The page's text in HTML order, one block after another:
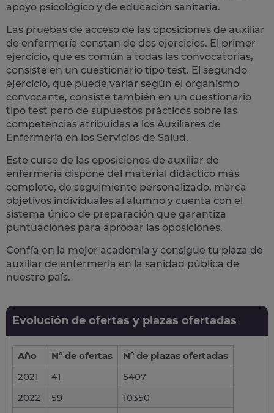
apoyo psicológico y de educación sanitaria.
Las pruebas de acceso de las oposiciones de auxiliar
de enfermería constan de dos ejercicios. El primer
ejercicio, que es común a todas las convocatorias,
consiste en un cuestionario tipo test. El segundo
ejercicio, que puede variar según el organismo
convocante, consiste también en un cuestionario
tipo test pero de supuestos prácticos sobre las
competencias atribuidas a los Auxiliares de
Enfermería en los Servicios de Salud.
Este curso de las oposiciones de auxiliar de
enfermería dispone del material didáctico más
completo, de seguimiento personalizado, marca
objetivos individuales al alumno y cuenta con el
sistema único de preparación que garantiza
puntuaciones para aprobar las oposiciones.
Confía en la mejor academia y consigue tu plaza de
auxiliar de enfermería en la sanidad pública de
nuestro país.
Evolución de ofertas y plazas ofertadas
Año Nº de ofertas
Nº de plazas ofertadas
2021
41
5407
2022
59
10350